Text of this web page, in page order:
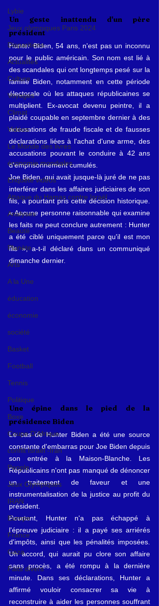
Lybie
Jeux olympiques Paris 2024
Disparitions
Actualités
Culture
Voyages
Climat
Vidéos
Le Monde des livres
économie mondiales
Enquête vidéos
Attaque du Hamas contre Israël
Analyses
Beauté
Planète
Arts
A la Une
éducation
économie
société
Basket
Football
Tennis
Politique
Boxe
Coupe D'Afrique
conflit Israël -Iran
People
Jeux Olympiques
IRAN
Europe
France
Gaza
Faits divers
Un geste inattendu d'un père
président
Hunter Biden, 54 ans, n'est pas un inconnu
pour le public américain. Son nom est lié à
des scandales qui ont longtemps pesé sur la
famille Biden, notamment en cette période
électorale où les attaques républicaines se
multiplient. Ex-avocat devenu peintre, il a
plaidé coupable en septembre dernier à des
accusations de fraude fiscale et de fausses
déclarations liées à l'achat d'une arme, des
accusations pouvant le conduire à 42 ans
d'emprisonnement cumulés.
Joe Biden, qui avait jusque-là juré de ne pas
interférer dans les affaires judiciaires de son
fils, a pourtant pris cette décision historique.
« Aucune personne raisonnable qui examine
les faits ne peut conclure autrement : Hunter
a été ciblé uniquement parce qu'il est mon
fils », a-t-il déclaré dans un communiqué
dimanche dernier.
Une épine dans le pied de la
présidence Biden
Le cas de Hunter Biden a été une source
constante d'embarras pour Joe Biden depuis
son entrée à la Maison-Blanche. Les
Républicains n'ont pas manqué de dénoncer
un traitement de faveur et une
instrumentalisation de la justice au profit du
président.
Pourtant, Hunter n'a pas échappé à
l'épreuve judiciaire : il a payé ses arriérés
d'impôts, ainsi que les pénalités imposées.
Un accord, qui aurait pu clore son affaire
sans procès, a été rompu à la dernière
minute. Dans ses déclarations, Hunter a
affirmé vouloir consacrer sa vie à
reconstruire à aider les personnes souffrant